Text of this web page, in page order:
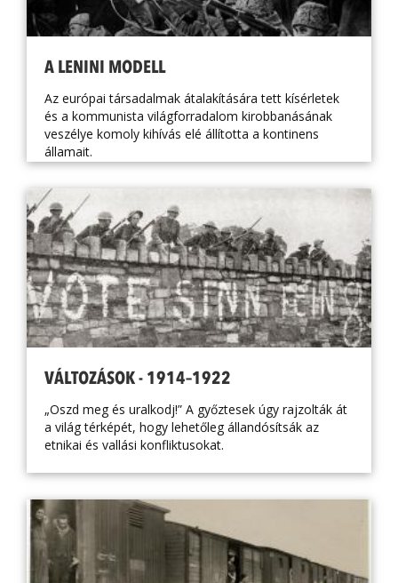
A LENINI MODELL
Az európai társadalmak átalakítására tett kísérletek
és a kommunista világforradalom kirobbanásának
veszélye komoly kihívás elé állította a kontinens
államait.
VÁLTOZÁSOK - 1914–1922
„Oszd meg és uralkodj!” A győztesek úgy rajzolták át
a világ térképét, hogy lehetőleg állandósítsák az
etnikai és vallási konfliktusokat.